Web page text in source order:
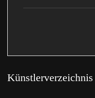
Künstlerverzeichnis